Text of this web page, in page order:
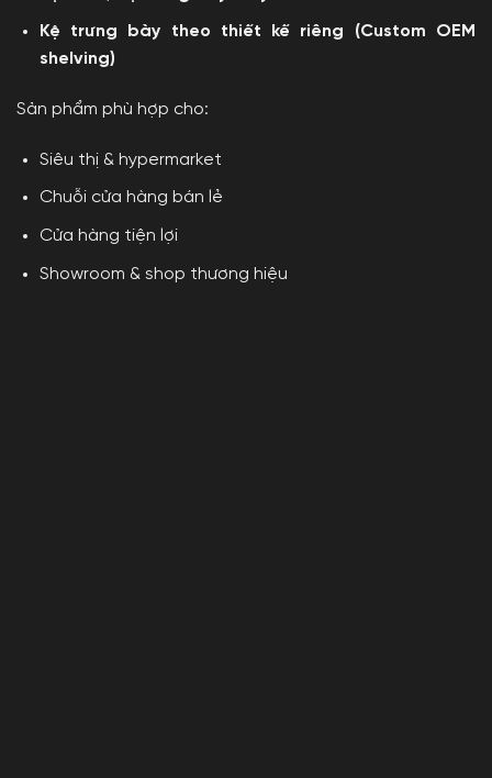
Kệ trưng bày theo thiết kế riêng (Custom OEM
shelving)
Sản phẩm phù hợp cho:
Siêu thị & hypermarket
Chuỗi cửa hàng bán lẻ
Cửa hàng tiện lợi
Showroom & shop thương hiệu